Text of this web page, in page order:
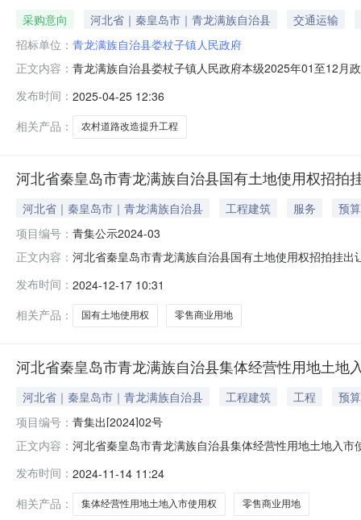
采购意向 河北省｜秦皇岛市｜青龙满族自治县
交通运输
招标单位： 青龙满族自治县娄杖子镇人民政府
正文内容： 青龙满族自治县娄杖子镇人民政府本级2025年01至12月
额：95.000000万元(人民币)采购品目：采购需求概况：
排，具
发布时间： 2025-04-25 12:36
相关产品：
农村道路改造提升工程
河北省秦皇岛市青龙满族自治县国有土地使用权招拍
河北省｜秦皇岛市｜青龙满族自治县 工程建筑 服务
预
项目编号： 青集公示2024-03
正文内容： 河北省秦皇岛市青龙满族自治县国有土地使用权招拍挂
一、地块的基本情况:宗地编号：青集出2024-02宗地总
位：董辛辰备注：二
发布时间： 2024-12-17 10:31
相关产品：
国有土地使用权 零售商业用地
河北省秦皇岛市青龙满族自治县集体经营性用地土地
河北省｜秦皇岛市｜青龙满族自治县 工程建筑 工程
预
项目编号： 青集出[2024]02号
正文内容： 河北省秦皇岛市青龙满族自治县集体经营性用地土地入
下：一、挂牌出让方式地块的基本情况和规划指标要求
发布时间： 2024-11-14 11:24
相关产品：
集体经营性用地土地入市使用权 零售商业用地